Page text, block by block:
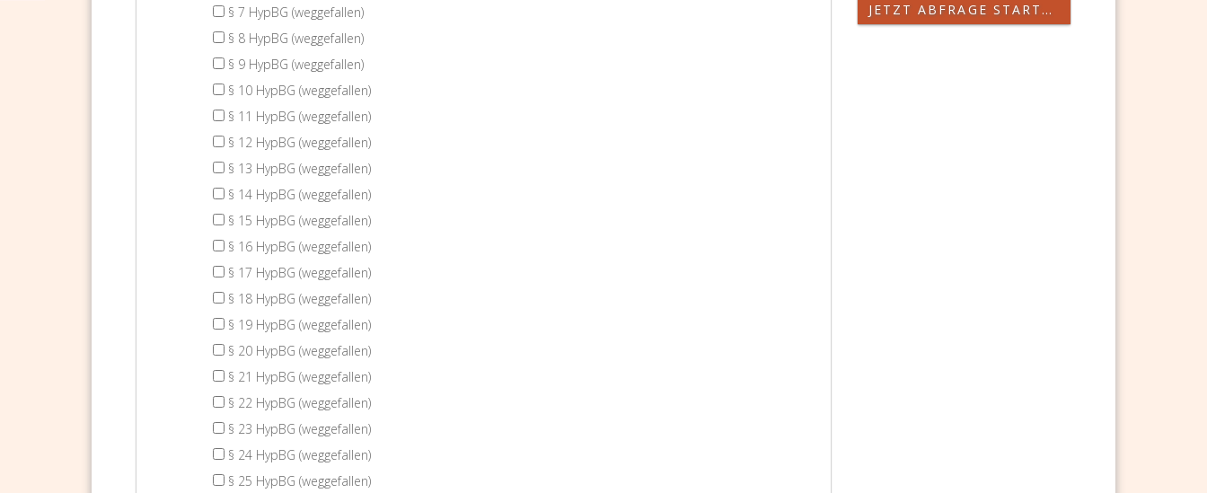
§ 7 HypBG (weggefallen)
§ 8 HypBG (weggefallen)
§ 9 HypBG (weggefallen)
§ 10 HypBG (weggefallen)
§ 11 HypBG (weggefallen)
§ 12 HypBG (weggefallen)
§ 13 HypBG (weggefallen)
§ 14 HypBG (weggefallen)
§ 15 HypBG (weggefallen)
§ 16 HypBG (weggefallen)
§ 17 HypBG (weggefallen)
§ 18 HypBG (weggefallen)
§ 19 HypBG (weggefallen)
§ 20 HypBG (weggefallen)
§ 21 HypBG (weggefallen)
§ 22 HypBG (weggefallen)
§ 23 HypBG (weggefallen)
§ 24 HypBG (weggefallen)
§ 25 HypBG (weggefallen)
JETZT ABFRAGE STARTEN